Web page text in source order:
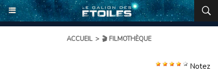
ACCUEIL > 🎬 FILMOTHÈQUE
Notez